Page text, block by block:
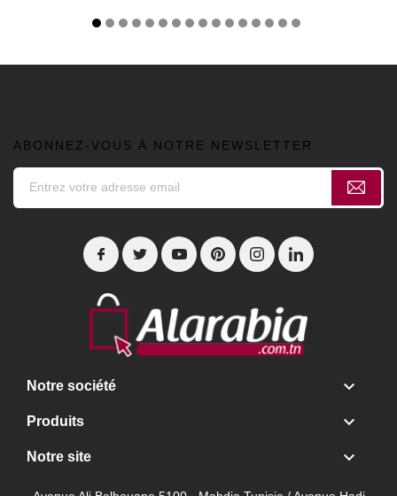
ABONNEZ-VOUS À NOTRE NEWSLETTER
Notre société 
Produits 
Notre site 